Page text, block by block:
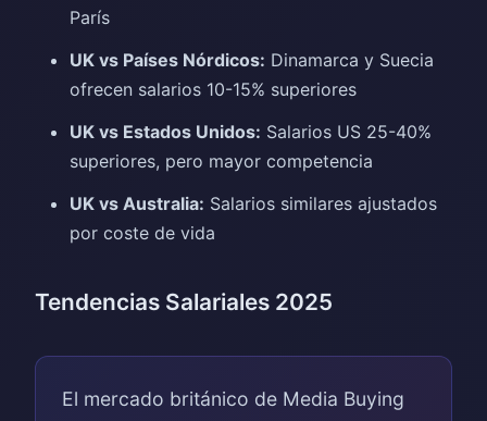
París
UK vs Países Nórdicos: Dinamarca y Suecia
ofrecen salarios 10-15% superiores
UK vs Estados Unidos: Salarios US 25-40%
superiores, pero mayor competencia
UK vs Australia: Salarios similares ajustados
por coste de vida
Tendencias Salariales 2025
El mercado británico de Media Buying